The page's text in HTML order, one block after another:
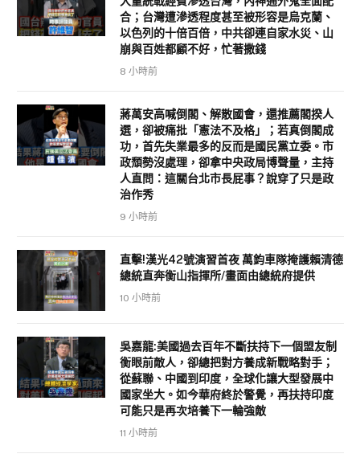
合；台灣遭滲透程度甚至被形容是烏克蘭、
以色列的十倍百倍，中共卻連自家水災、山
崩與百姓都顧不好，忙著撒錢
8 小時前
蔣萬安高喊倒閣、解散國會，還推薦閣揆人
選，卻被痛批「憲法不及格」；若真倒閣成
功，首先失業最多的反而是國民黨立委。市
政頹勢沒處理，卻拿中央政局博聲量，主持
人直問：這關台北市長屁事？說穿了只是政
治作秀
9 小時前
直擊!漢光42號演習首夜 萬鈞車隊掩護賴清德
總統直奔衡山指揮所/畫面由總統府提供
10 小時前
吳嘉龍:美國過去百年不斷扶持下一個盟友制
衡眼前敵人，卻總把對方養成新戰略對手；
從蘇聯、中國到印度，全球化讓大型發展中
國家坐大。如今華府終於警覺，再扶持印度
可能只是再次培養下一輪強敵
11 小時前